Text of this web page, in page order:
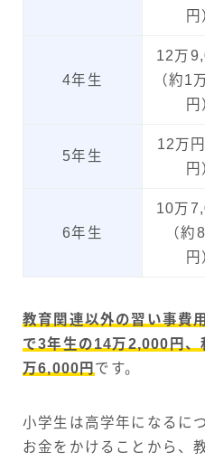
円
4年生
12万
（約1
円
5年生
12万
円
6年生
10万
（約
円
教育関連以外の習い事費
で3年生の14万2,000円
万6,000円 です。
小学生は高学年になるに
お金をかけることから、